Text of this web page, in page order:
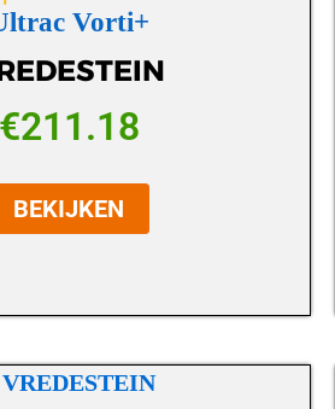
Vorti+
€211.18
BEKIJKEN